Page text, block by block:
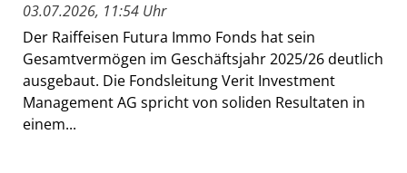
03.07.2026, 11:54 Uhr
Der Raiffeisen Futura Immo Fonds hat sein
Gesamtvermögen im Geschäftsjahr 2025/26 deutlich
ausgebaut. Die Fondsleitung Verit Investment
Management AG spricht von soliden Resultaten in
einem...